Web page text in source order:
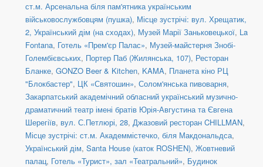
ст.м. Арсенальна біля пам'ятника українським
військовослужбовцям (пушка), Місце зустрічі: вул. Хрещатик,
2, Український дім (на сходах), Музей Марії Заньковецької, La
Fontana, Готель «Прем'єр Палас», Музей-майстерня Знобі-
Голембієвських, Портер Паб (Жилянська, 107), Ресторан
Бланке, GONZO Beer & Kitchen, KAMA, Планета кіно РЦ
"Блокбастер", ЦК «Святошин», Солом'янська пивоварня,
Закарпатський академічний обласний український музично-
драматичний театр імені братів Юрія-Августина та Євгена
Шерегіїв, вул. С.Петлюрі, 28, Джазовий ресторан CHILLMAN,
Місце зустрічі: ст.м. Академмістечко, біля Макдональдса,
Український дім, Santa House (каток ROSHEN), Жовтневий
палац, Готель «Турист», зал «Театральний», Будинок